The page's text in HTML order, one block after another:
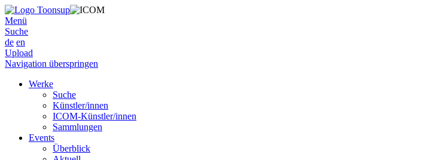
Menü
Suche
de en
Upload
Navigation überspringen
Werke
Suche
Künstler/innen
ICOM-Künstler/innen
Sammlungen
Events
Überblick